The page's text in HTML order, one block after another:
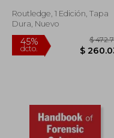
Routledge, 1 Edición, Tapa
Dura, Nuevo